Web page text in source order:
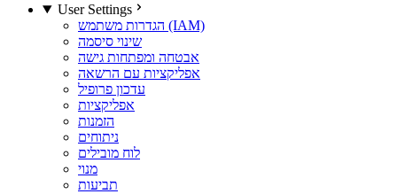
User Settings
הגדרות משתמש (IAM)
שינוי סיסמה
אבטחה ומפתחות גישה
אפליקציות עם הרשאה
עדכון פרופיל
אפליקציות
הזמנות
ניתוחים
לוח מובילים
מנוי
תביעות